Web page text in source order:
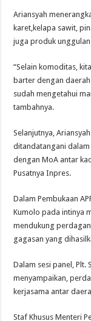
Ariansyah
karet,kelapa sawit,
juga produk
“Selain komoditas,
barter dengan
sudah mengetahui
tambahnya.
Selanjutnya,
ditandatangani dalam
dengan MoA antar
Pusatnya Inpres.
Dalam Pembukaan
Kumolo pada intinya
mendukung
gagasan yang
Dalam sesi panel, Plt.
menyampaikan,
kerjasama antar
Staf Khusus Menteri